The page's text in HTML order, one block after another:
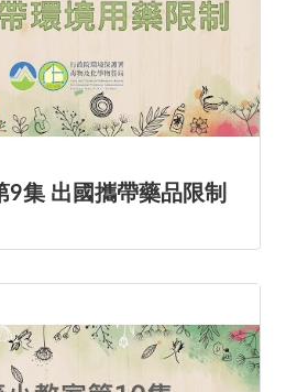
9集 出國攜帶藥品限制